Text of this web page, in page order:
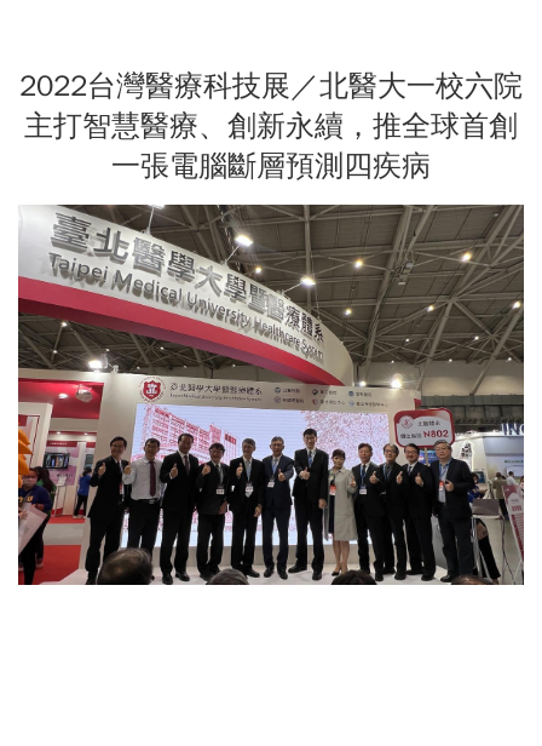
2022台灣醫療科技展／北醫大一校六院
主打智慧醫療、創新永續，推全球首創
一張電腦斷層預測四疾病